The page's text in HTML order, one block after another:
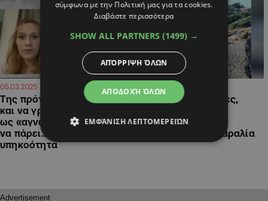
05.03.2025
Της πρότειναν να χωρίσει
και να γράψει το παιδί της
ως «αγνώστου πατρός» για
να πάρει… κυπριακή
υπηκοότητα
11:53
ΦΩΤΟ: Σκηνές, τέντες,
φουκούδες σε
«απαγορευμένη» παραλία
σύμφωνα με την Πολιτική μας για τα cookies.
Διαβάστε περισσότερα
SHOW ALL PARTNERS (1499) →
ΑΠΟΔΟΧΉ ΌΛΩΝ
ΑΠΌΡΡΙΨΗ ΌΛΩΝ
ΕΜΦΆΝΙΣΗ ΛΕΠΤΟΜΕΡΕΙΏΝ